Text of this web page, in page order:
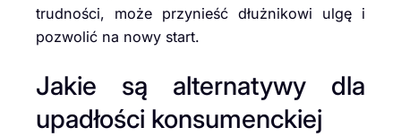
trudności, może przynieść dłużnikowi ulgę i
pozwolić na nowy start.
Jakie są alternatywy dla
upadłości konsumenckiej